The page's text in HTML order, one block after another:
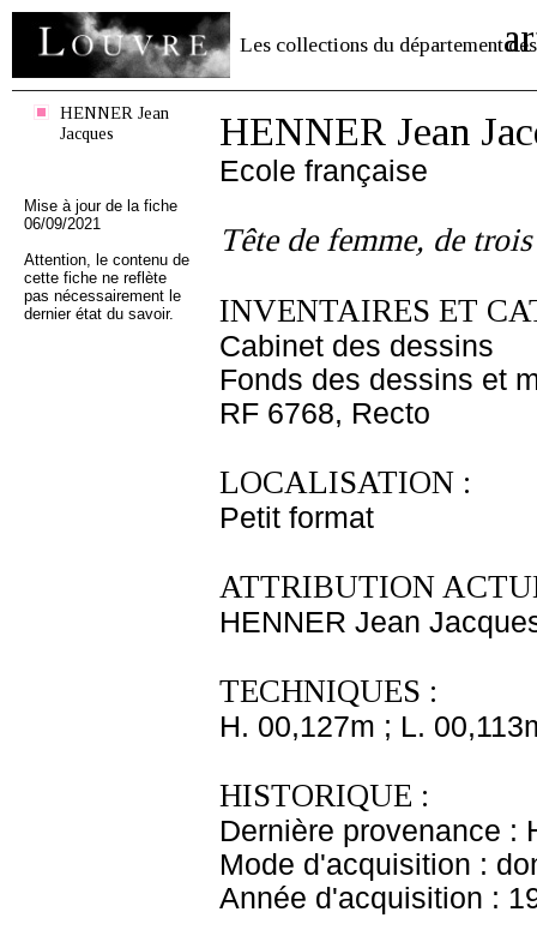
Les collections du département des
HENNER Jean
Jacques
Mise à jour de la fiche
06/09/2021
Attention, le contenu de
cette fiche ne reflète
pas nécessairement le
dernier état du savoir.
HENNER Jean
Ecole française
Tête de femme, de
INVENTAIRES ET
Cabinet des dessins
Fonds des dessins et
RF 6768, Recto
LOCALISATION :
Petit format
ATTRIBUTION
HENNER Jean
TECHNIQUES :
H. 00,127m ; L.
HISTORIQUE :
Dernière provenance :
Mode d'acquisition :
Année d'acquisition :